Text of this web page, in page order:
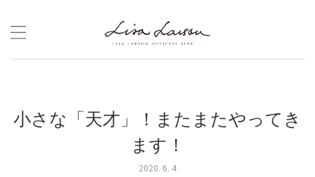
content
小さな「天才」！またまたやってき
ます！
2020. 6. 4